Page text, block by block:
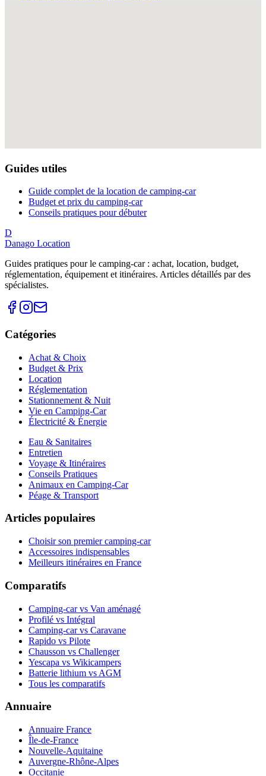
Guides utiles
Guide complet de la location de camping-car
Budget et prix du camping-car
Conseils pratiques pour débuter
D
Danago Location
Guides pratiques pour le camping-car : achat, location, budget,
réglementation, équipement et itinéraires. Articles détaillés par des
spécialistes.
Catégories
Achat & Choix
Budget & Prix
Location
Réglementation
Stationnement & Nuit
Vie en Camping-Car
Électricité & Énergie
Eau & Sanitaires
Entretien
Voyage & Itinéraires
Conseils Pratiques
Animaux en Camping-Car
Péage & Transport
Articles populaires
Choisir son premier camping-car
Accessoires indispensables
Meilleurs itinéraires en France
Comparatifs
Camping-car vs Van aménagé
Profilé vs Intégral
Camping-car vs Caravane
Rapido vs Pilote
Chausson vs Challenger
Yescapa vs Wikicampers
Batterie lithium vs AGM
Tous les comparatifs
Annuaire
Annuaire France
Île-de-France
Nouvelle-Aquitaine
Auvergne-Rhône-Alpes
Occitanie